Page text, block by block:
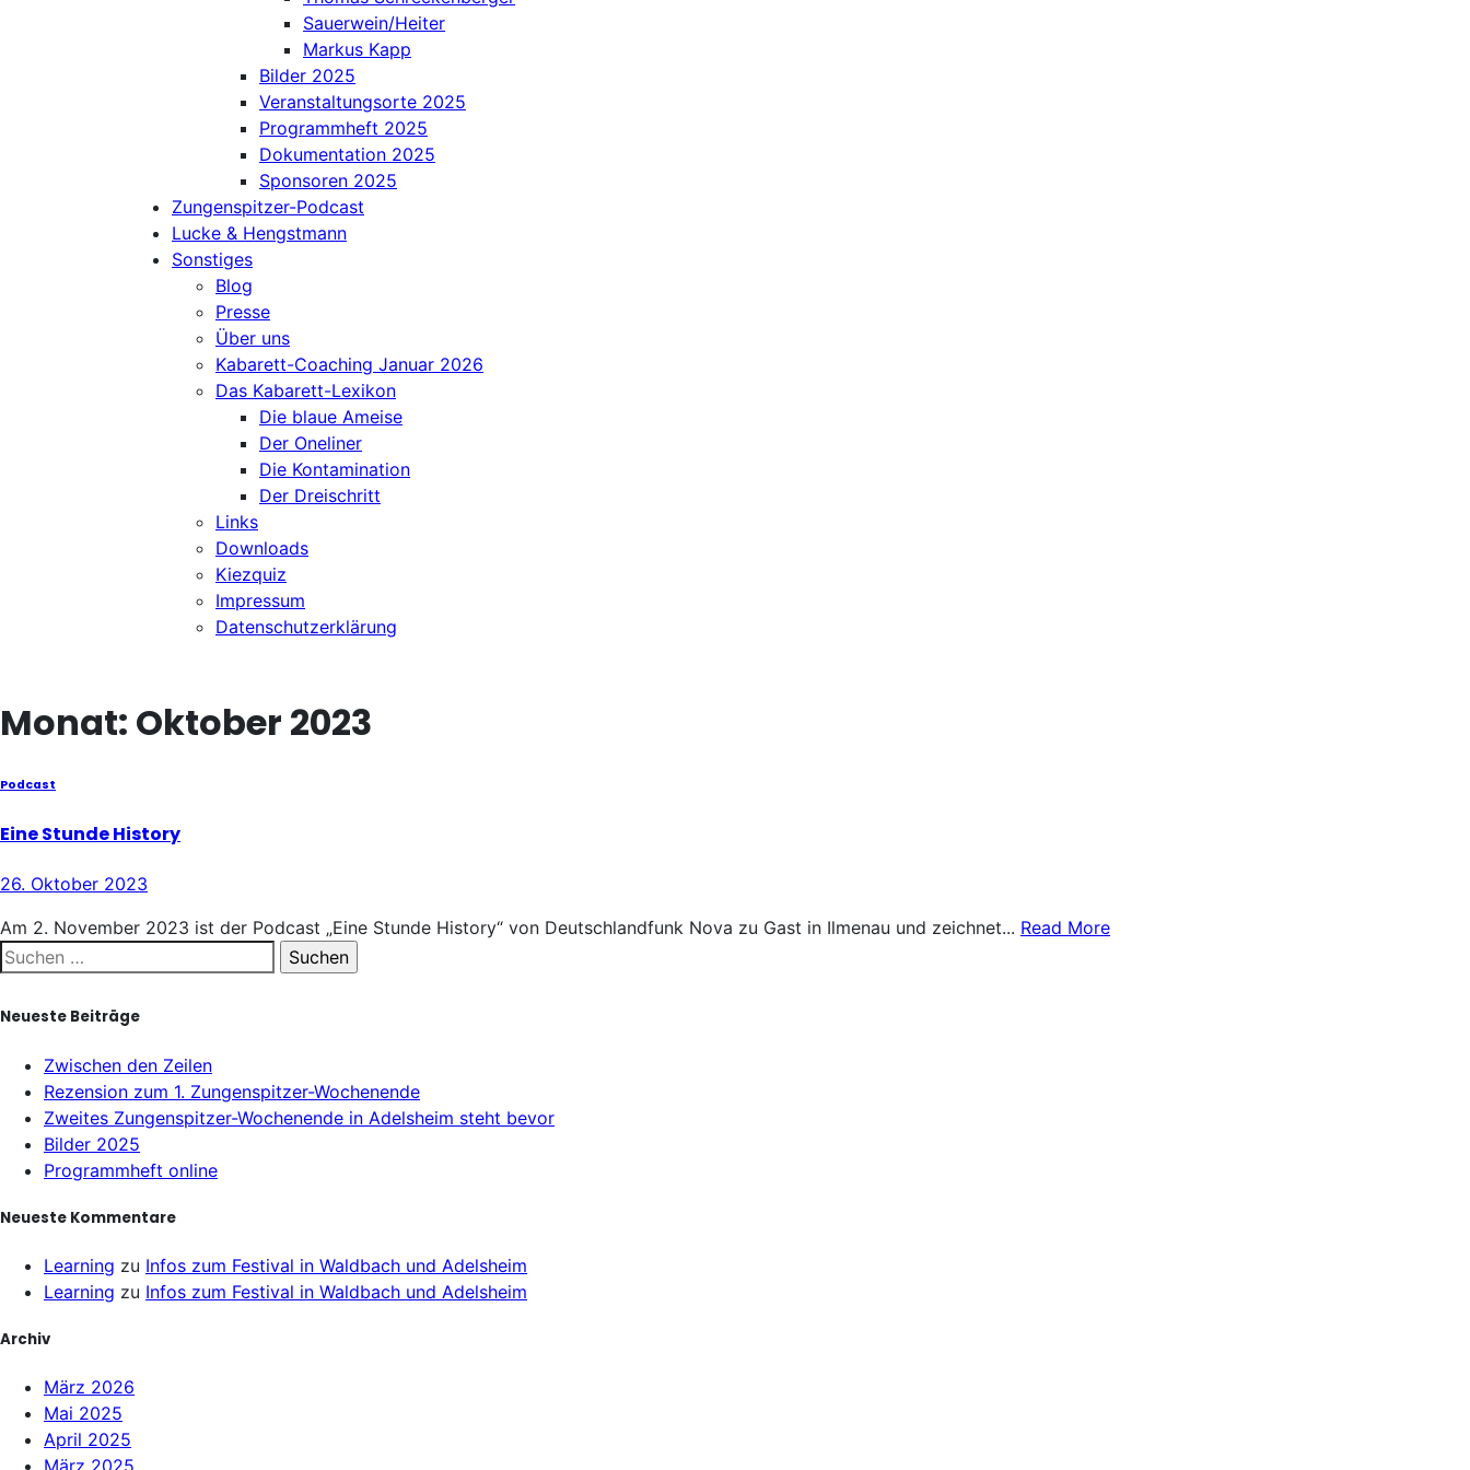
Sauerwein/Heiter
Markus Kapp
Bilder 2025
Veranstaltungsorte 2025
Programmheft 2025
Dokumentation 2025
Sponsoren 2025
Zungenspitzer-Podcast
Lucke & Hengstmann
Sonstiges
Blog
Presse
Über uns
Kabarett-Coaching Januar 2026
Das Kabarett-Lexikon
Die blaue Ameise
Der Oneliner
Die Kontamination
Der Dreischritt
Links
Downloads
Kiezquiz
Impressum
Datenschutzerklärung
Monat: Oktober 2023
Podcast
Eine Stunde History
26. Oktober 2023
Am 2. November 2023 ist der Podcast „Eine Stunde History“ von Deutschlandfunk Nova zu Gast in Ilmenau und zeichnet... Read More
Suchen
nach:
Neueste Beiträge
Zwischen den Zeilen
Rezension zum 1. Zungenspitzer-Wochenende
Zweites Zungenspitzer-Wochenende in Adelsheim steht bevor
Bilder 2025
Programmheft online
Neueste Kommentare
Learning zu Infos zum Festival in Waldbach und Adelsheim
Learning zu Infos zum Festival in Waldbach und Adelsheim
Archiv
März 2026
Mai 2025
April 2025